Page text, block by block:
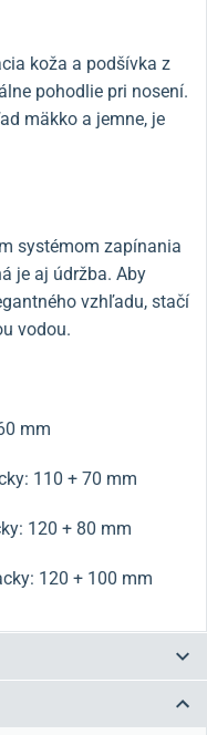
koža a podšívka z
pohodlie pri nosení.
mäkko a jemne, je
systémom zapínania
je aj údržba. Aby
vzhľadu, stačí
vodou.
mm
110 + 70 mm
120 + 80 mm
120 + 100 mm